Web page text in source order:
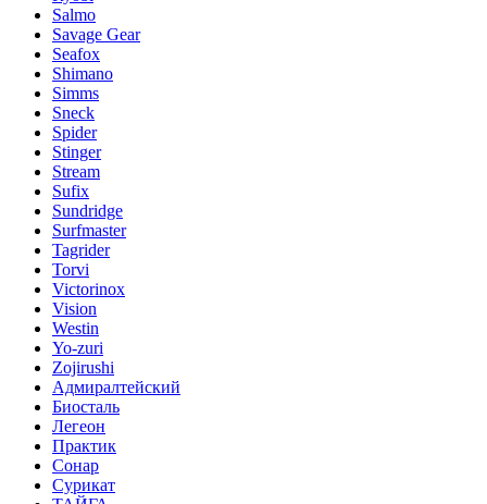
Salmo
Savage Gear
Seafox
Shimano
Simms
Sneck
Spider
Stinger
Stream
Sufix
Sundridge
Surfmaster
Tagrider
Torvi
Victorinox
Vision
Westin
Yo-zuri
Zojirushi
Адмиралтейский
Биосталь
Легеон
Практик
Сонар
Сурикат